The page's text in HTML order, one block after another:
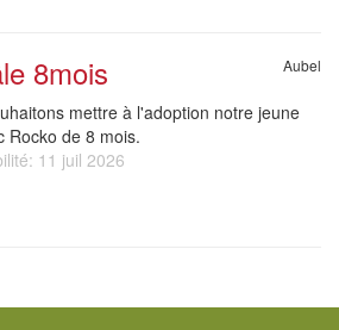
8mois Aubel
mettre à l'adoption notre jeune
Rocko de 8 mois.
11 juil 2026